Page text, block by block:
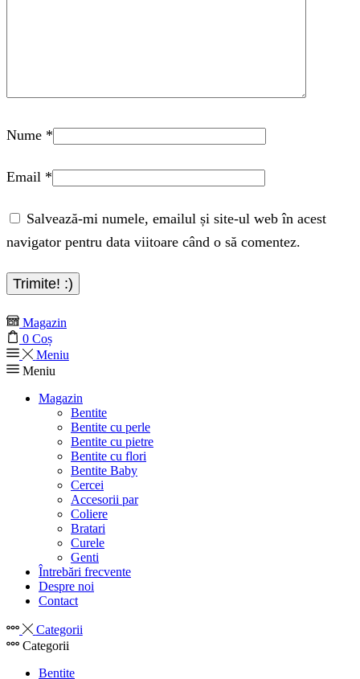
Nume *
Email *
Salvează-mi numele, emailul și site-ul web în acest
navigator pentru data viitoare când o să comentez.
Magazin
0 Coș
Meniu
Meniu
Magazin
Bentite
Bentite cu perle
Bentite cu pietre
Bentite cu flori
Bentite Baby
Cercei
Accesorii par
Coliere
Bratari
Curele
Genti
Întrebări frecvente
Despre noi
Contact
Categorii
Categorii
Bentite